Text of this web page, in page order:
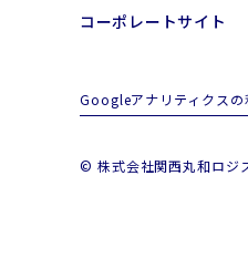
コーポレートサイト
Googleアナリティクスの
© 株式会社関西丸和ロジ